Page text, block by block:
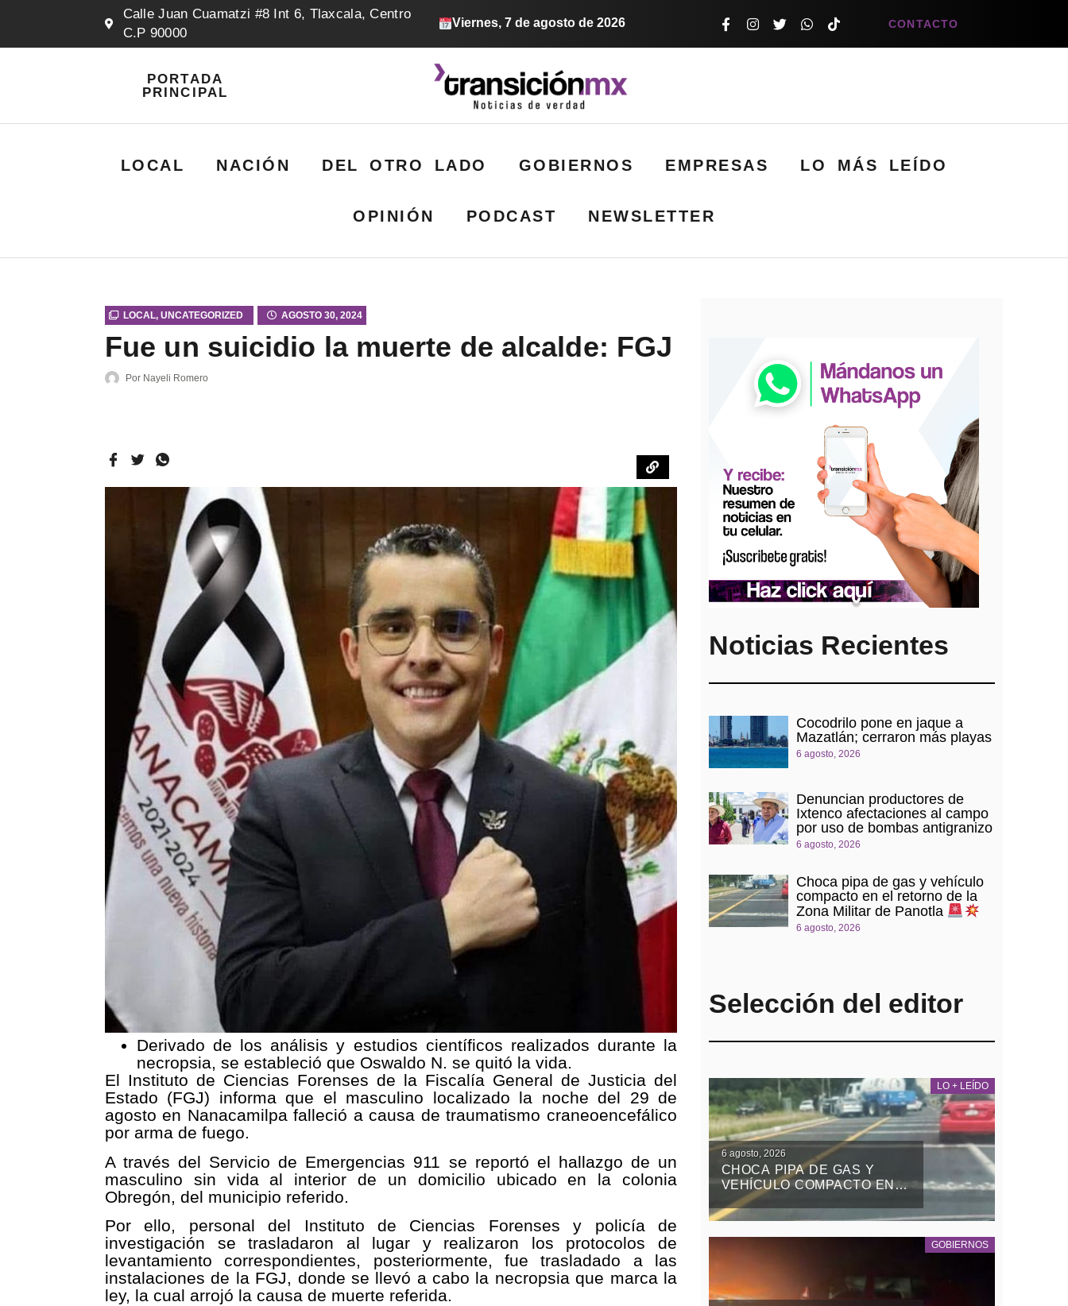
Calle Juan Cuamatzi #8 Int 6, Tlaxcala, Centro
C.P 90000
Viernes, 7 de agosto de 2026 CONTACTO
PORTADA
PRINCIPAL
LOCAL NACIÓN DEL OTRO LADO GOBIERNOS EMPRESAS LO MÁS LEÍDO
OPINIÓN PODCAST NEWSLETTER
LOCAL, UNCATEGORIZED AGOSTO 30, 2024
Fue un suicidio la muerte de alcalde: FGJ
Por Nayeli Romero
Derivado de los análisis y estudios científicos realizados durante la
necropsia, se estableció que Oswaldo N. se quitó la vida.
El Instituto de Ciencias Forenses de la Fiscalía General de Justicia del
Estado (FGJ) informa que el masculino localizado la noche del 29 de
agosto en Nanacamilpa falleció a causa de traumatismo craneoencefálico
por arma de fuego.
A través del Servicio de Emergencias 911 se reportó el hallazgo de un
masculino sin vida al interior de un domicilio ubicado en la colonia
Obregón, del municipio referido.
Por ello, personal del Instituto de Ciencias Forenses y policía de
investigación se trasladaron al lugar y realizaron los protocolos de
levantamiento correspondientes, posteriormente, fue trasladado a las
instalaciones de la FGJ, donde se llevó a cabo la necropsia que marca la
ley, la cual arrojó la causa de muerte referida.
Noticias Recientes
Cocodrilo pone en jaque a
Mazatlán; cerraron más playas
6 agosto, 2026
Denuncian productores de
Ixtenco afectaciones al campo
por uso de bombas antigranizo
6 agosto, 2026
Choca pipa de gas y vehículo
compacto en el retorno de la
Zona Militar de Panotla
6 agosto, 2026
Selección del editor
LO + LEÍDO
6 agosto, 2026
CHOCA PIPA DE GAS Y
VEHÍCULO COMPACTO EN
EL RETORNO DE LA ZONA
MILITAR DE PANOTLA
GOBIERNOS